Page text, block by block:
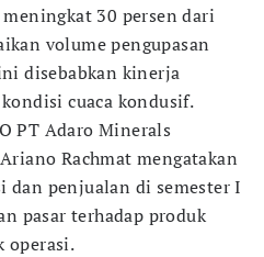
30 persen dari
volume pengupasan
disebabkan kinerja
cuaca kondusif.
PT Adaro Minerals
Rachmat mengatakan
dan penjualan di semester I
pasar terhadap produk
operasi.